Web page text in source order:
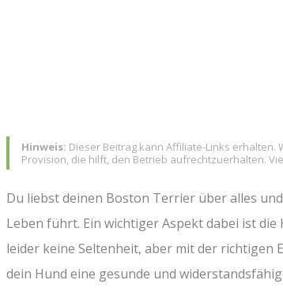
Hinweis: Dieser Beitrag kann Affiliate-Links
Provision, die hilft, den Betrieb aufrechtzuerhalten.
Du liebst deinen Boston Terrier über alles
Leben führt. Ein wichtiger Aspekt dabei ist
leider keine Seltenheit, aber mit der richtigen
dein Hund eine gesunde und